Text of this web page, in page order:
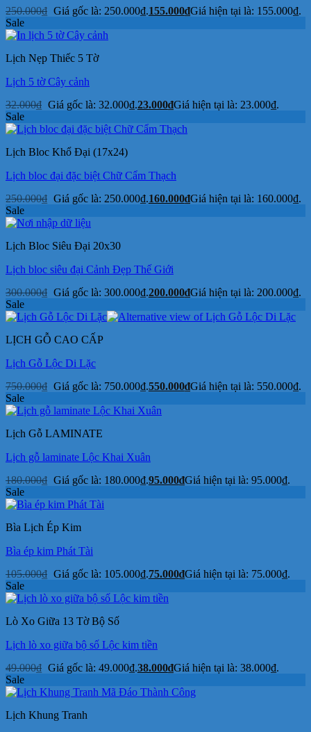
250.000₫ Giá gốc là: 250.000₫.155.000₫Giá hiện tại là: 155.000₫.
Sale
Lịch Nẹp Thiếc 5 Tờ
Lịch 5 tờ Cây cảnh
32.000₫ Giá gốc là: 32.000₫.23.000₫Giá hiện tại là: 23.000₫.
Sale
Lịch Bloc Khổ Đại (17x24)
Lịch bloc đại đặc biệt Chữ Cẩm Thạch
250.000₫ Giá gốc là: 250.000₫.160.000₫Giá hiện tại là: 160.000₫.
Sale
Lịch Bloc Siêu Đại 20x30
Lịch bloc siêu đại Cảnh Đẹp Thế Giới
300.000₫ Giá gốc là: 300.000₫.200.000₫Giá hiện tại là: 200.000₫.
Sale
LỊCH GỖ CAO CẤP
Lịch Gỗ Lộc Di Lặc
750.000₫ Giá gốc là: 750.000₫.550.000₫Giá hiện tại là: 550.000₫.
Sale
Lịch Gỗ LAMINATE
Lịch gỗ laminate Lộc Khai Xuân
180.000₫ Giá gốc là: 180.000₫.95.000₫Giá hiện tại là: 95.000₫.
Sale
Bìa Lịch Ép Kim
Bìa ép kim Phát Tài
105.000₫ Giá gốc là: 105.000₫.75.000₫Giá hiện tại là: 75.000₫.
Sale
Lò Xo Giữa 13 Tờ Bộ Số
Lịch lò xo giữa bộ số Lộc kim tiền
49.000₫ Giá gốc là: 49.000₫.38.000₫Giá hiện tại là: 38.000₫.
Sale
Lịch Khung Tranh